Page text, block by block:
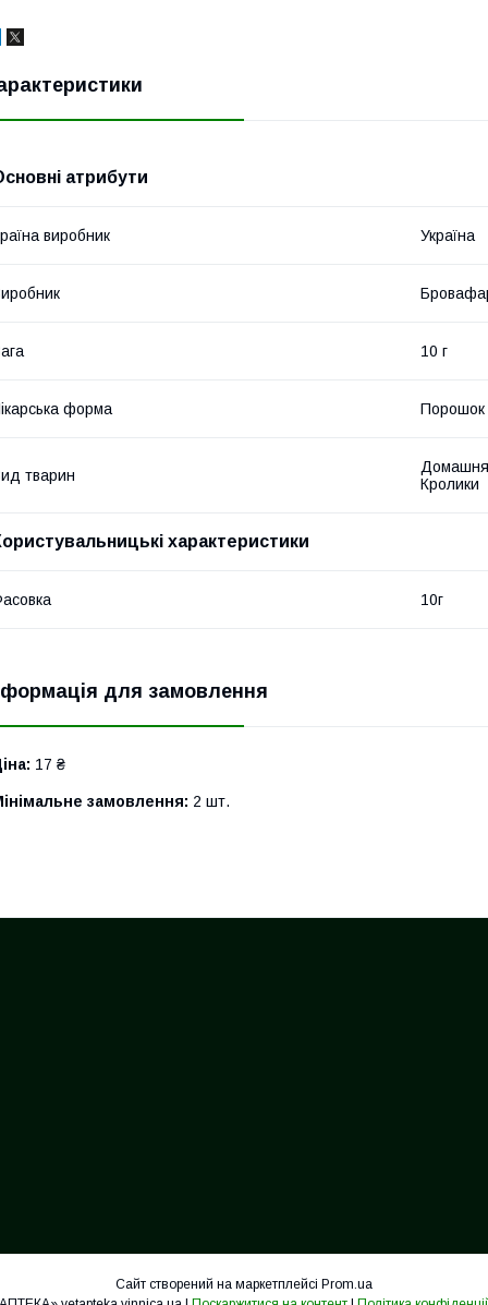
атрибути
виробник Україна
10 г
форма Порошок
тварин
Домашня
Кролики
характеристики
10г
для замовлення
17 ₴
замовлення: 2 шт.
Сайт створений на маркетплейсі Prom.ua